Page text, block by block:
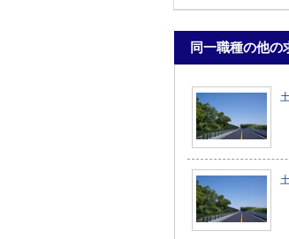
同一職種の他の